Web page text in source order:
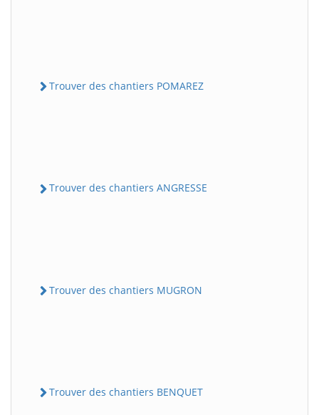
Trouver des chantiers POMAREZ
Trouver des chantiers ANGRESSE
Trouver des chantiers MUGRON
Trouver des chantiers BENQUET